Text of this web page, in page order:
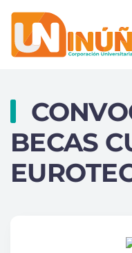
Skip to main content
BECAS